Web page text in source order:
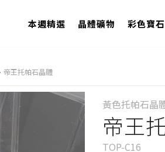
本週精選 晶體礦物 彩色寶石
帝王托帕石晶體
黃色托帕石晶
帝王
TOP-C16